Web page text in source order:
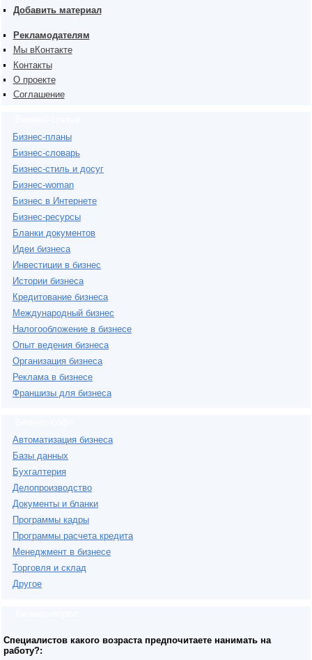
Добавить материал
Рекламодателям
Мы вКонтакте
Контакты
О проекте
Соглашение
Бизнес-планы
Бизнес-словарь
Бизнес-стиль и досуг
Бизнес-woman
Бизнес в Интернете
Бизнес-ресурсы
Бланки документов
Идеи бизнеса
Инвестиции в бизнес
Истории бизнеса
Кредитование бизнеса
Международный бизнес
Налогообложение в бизнесе
Опыт ведения бизнеса
Организация бизнеса
Реклама в бизнесе
Франшизы для бизнеса
Автоматизация бизнеса
Базы данных
Бухгалтерия
Делопроизводство
Документы и бланки
Программы кадры
Программы расчета кредита
Менеджмент в бизнесе
Торговля и склад
Другое
Специалистов какого возраста предпочитаете нанимать на
работу?: